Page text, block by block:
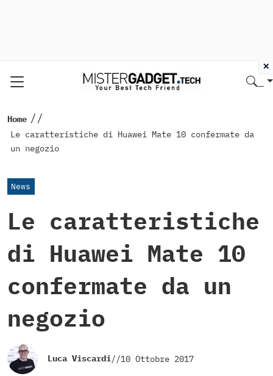
Home //
Le caratteristiche di Huawei Mate 10 confermate da
un negozio
News
Le caratteristiche
di Huawei Mate 10
confermate da un
negozio
Luca Viscardi//10 Ottobre 2017
×